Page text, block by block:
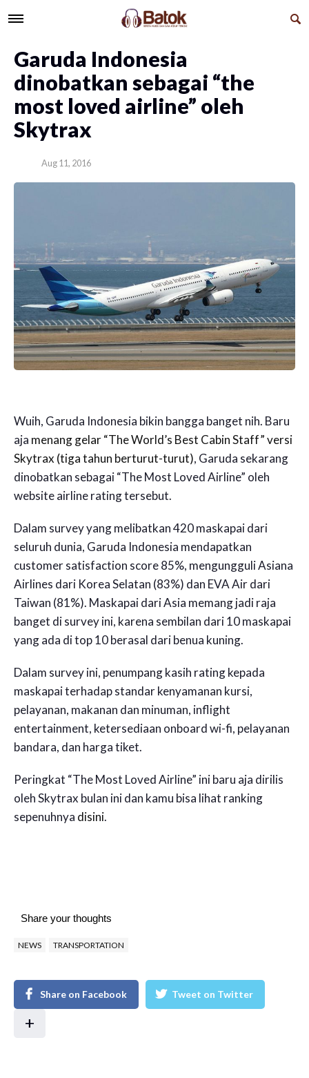
Garuda Indonesia
dinobatkan sebagai “the
most loved airline” oleh
Skytrax
Aug 11, 2016
Wuih, Garuda Indonesia bikin bangga banget nih. Baru
aja menang gelar “The World’s Best Cabin Staff” versi
Skytrax (tiga tahun berturut-turut), Garuda sekarang
dinobatkan sebagai “The Most Loved Airline” oleh
website airline rating tersebut.
Dalam survey yang melibatkan 420 maskapai dari
seluruh dunia, Garuda Indonesia mendapatkan
customer satisfaction score 85%, mengungguli Asiana
Airlines dari Korea Selatan (83%) dan EVA Air dari
Taiwan (81%). Maskapai dari Asia memang jadi raja
banget di survey ini, karena sembilan dari 10 maskapai
yang ada di top 10 berasal dari benua kuning.
Dalam survey ini, penumpang kasih rating kepada
maskapai terhadap standar kenyamanan kursi,
pelayanan, makanan dan minuman, inflight
entertainment, ketersediaan onboard wi-fi, pelayanan
bandara, dan harga tiket.
Peringkat “The Most Loved Airline” ini baru aja dirilis
oleh Skytrax bulan ini dan kamu bisa lihat ranking
sepenuhnya disini.
Share your thoughts
NEWS TRANSPORTATION
Share on Facebook Tweet on Twitter
+